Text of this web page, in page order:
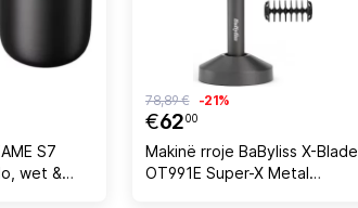
S7
wet &
€6200
78,89 € -21%
Makinë rroje BaByliss X-Blade
OT991E Super-X Metal